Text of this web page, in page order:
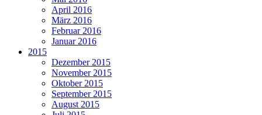
April 2016
März 2016
Februar 2016
Januar 2016
2015
Dezember 2015
November 2015
Oktober 2015
September 2015
August 2015